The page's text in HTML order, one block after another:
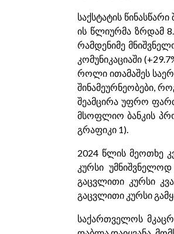
საქსტატის
ის წლიურმა ზრდამ
რამდენიმე
კომუნიკაციაში
როლი ითამაშეს
შინამეურნეობები,
შეამცირა უფრო
მსოფლიო ბანკის
გრაფიკი 1).
2024 წლის მეოთხე
კურსი
გაცვლითი კურსი
გაცვლითი კურსი
საქართველოს